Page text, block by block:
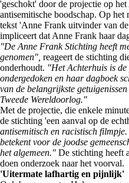
'geschokt' door de projectie op
antisemitische boodschap. Op het
tekst 'Anne Frank uitvinder van
impliceert dat Anne Frank haar
"De Anne Frank Stichting heeft
genomen", reageert de stichting
onderhoudt. "Het Achterhuis is
ondergedoken en haar dagboek
van de belangrijkste
Tweede Wereldoorlog."
Met de projectie, die enkele
de stichting 'een aanval op de
antisemitisch en racistisch
betekent voor de joodse
het algemeen." De stichting heeft
doen onderzoek naar het voorval.
'Uitermate lafhartig en pijnlijk'